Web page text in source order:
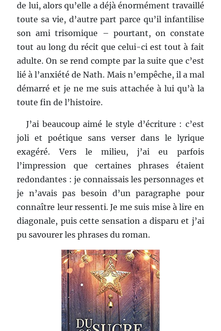
de lui, alors qu’elle a déjà énormément travaillé
toute sa vie, d’autre part parce qu’il infantilise
son ami trisomique – pourtant, on constate
tout au long du récit que celui-ci est tout à fait
adulte. On se rend compte par la suite que c’est
lié à l’anxiété de Nath. Mais n’empêche, il a mal
démarré et je ne me suis attachée à lui qu’à la
toute fin de l’histoire.
J’ai beaucoup aimé le style d’écriture : c’est
joli et poétique sans verser dans le lyrique
exagéré. Vers le milieu, j’ai eu parfois
l’impression que certaines phrases étaient
redondantes : je connaissais les personnages et
je n’avais pas besoin d’un paragraphe pour
connaître leur ressenti. Je me suis mise à lire en
diagonale, puis cette sensation a disparu et j’ai
pu savourer les phrases du roman.